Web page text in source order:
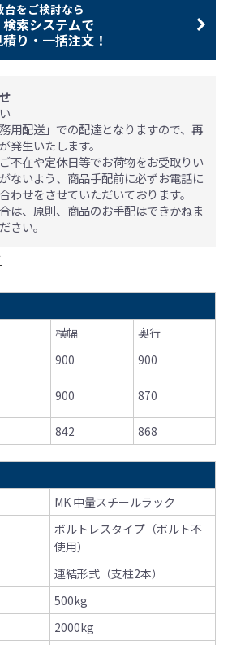
をご検討なら
索システムで
り・一括注文！
用配送」での配達となりますので、再
発生いたします。
不在や定休日等でお荷物をお受取りい
ないよう、商品手配前に必ずお電話に
わせをさせていただいております。
は、原則、商品のお手配はできかねま
さい。
横幅
奥行
900
900
900 870
842 868
MK 中量スチールラック
ボルトレスタイプ（ボルト不
使用）
連結形式（支柱2本）
500kg
2000kg